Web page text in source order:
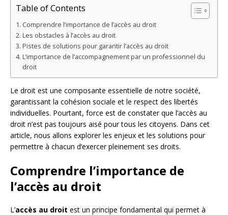
Table of Contents
Comprendre l’importance de l’accès au droit
Les obstacles à l’accès au droit
Pistes de solutions pour garantir l’accès au droit
L’importance de l’accompagnement par un professionnel du
droit
Le droit est une composante essentielle de notre société,
garantissant la cohésion sociale et le respect des libertés
individuelles. Pourtant, force est de constater que l’accès au
droit n’est pas toujours aisé pour tous les citoyens. Dans cet
article, nous allons explorer les enjeux et les solutions pour
permettre à chacun d’exercer pleinement ses droits.
Comprendre l’importance de
l’accès au droit
L’accès au droit est un principe fondamental qui permet à